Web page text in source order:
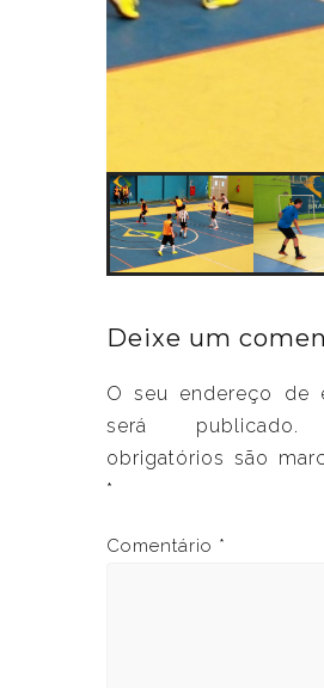
Deixe um
O seu endereço de
será publicado.
obrigatórios são
*
Comentário *